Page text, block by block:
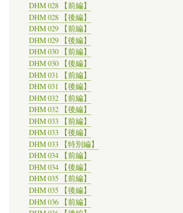
DHM 028 【前編】
DHM 028 【後編】
DHM 029 【前編】
DHM 029 【後編】
DHM 030 【前編】
DHM 030 【後編】
DHM 031 【前編】
DHM 031 【後編】
DHM 032 【前編】
DHM 032 【後編】
DHM 033 【前編】
DHM 033 【後編】
DHM 033 【特別編】
DHM 034 【前編】
DHM 034 【後編】
DHM 035 【前編】
DHM 035 【後編】
DHM 036 【前編】